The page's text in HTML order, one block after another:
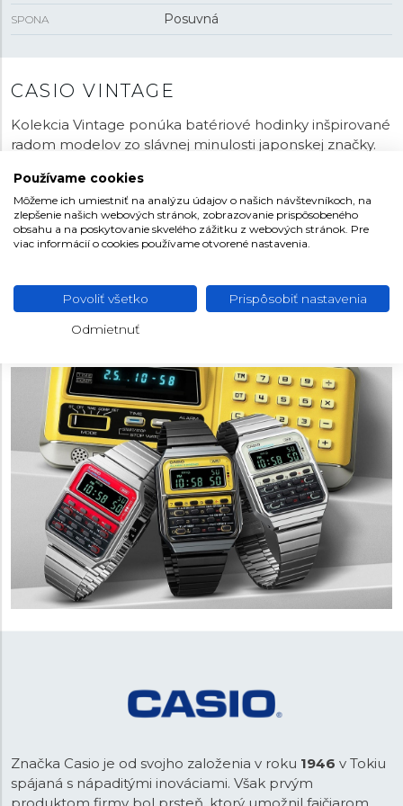
SPONA Posuvná
CASIO VINTAGE
Kolekcia Vintage ponúka batériové hodinky inšpirované
radom modelov zo slávnej minulosti japonskej značky.
Vintage je možné objaviť hodinky s touto nezvyčajnou
funkciou. Je k dispozícii mnoho ďalších kúskov s retro
vzhľadom, prevažne s digitálnym číselníkom, ale
niekedy aj kombinovaným s ručičkami. Niektoré modely
hodinky značky Casio - typCasiotron. Je možné
vyberať z niekoľkých materiálov a farebných prevedení,
v ktorých Casio jednotlivé modely inšpirované
Značka Casio je od svojho založenia v roku 1946 v Tokiu
spájaná s nápaditými inováciami. Však prvým
Používame cookies
Môžeme ich umiestniť na analýzu údajov o našich návštevníkoch, na
zlepšenie našich webových stránok, zobrazovanie prispôsobeného
obsahu a na poskytovanie skvelého zážitku z webových stránok. Pre
viac informácií o cookies používame otvorené nastavenia.
Povoliť všetko Prispôsobiť nastavenia
Odmietnuť